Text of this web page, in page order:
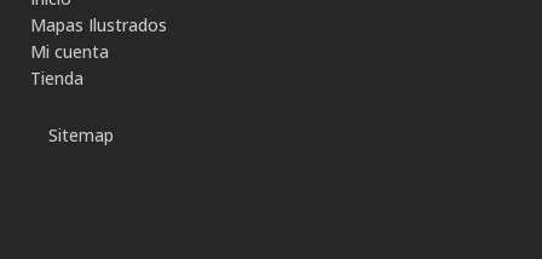
Mapas Ilustrados
Mi cuenta
Tienda
Sitemap